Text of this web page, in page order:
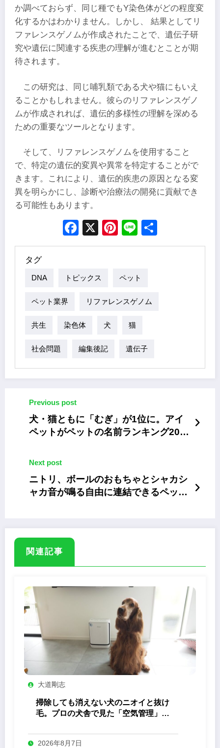
か調べておらず、同じ種でもY染色体がどの程度変
化するかはわかりません。しかし、 結果としてリ
ファレンスゲノムが作成されたことで、遺伝子研
究や遺伝に関連する疾患の理解が進むとことが期
待されます。
この研究は、同じ哺乳類である犬や猫にもいえ
ることかもしれません。彼らのリファレンスゲノ
ムが作成されれば、遺伝的多様性の理解を深める
ための重要なツールとなります。
そして、リファレンスゲノムを使用すること
で、特定の遺伝的変異や異常を特定することがで
きます。これにより、遺伝的疾患の原因となる変
異を明らかにし、診断や治療法の開発に貢献でき
る可能性もあります。
Facebook
X Pinterest
Line
タグ
DNA トピックス ペット
ペット業界 リファレンスゲノム
共生 染色体 犬 猫
社会問題 編集後記 遺伝子
Previous post
犬・猫ともに「むぎ」が1位に。アイ
ペットがペットの名前ランキング2024
Next post
ニトリ、ボールのおもちゃとシャカシ
ャカ音が鳴る自由に連結できるペット
関連記事
大道剛志
掃除しても消えない犬のニオイと抜け
毛。プロの犬舎で見た「空気管理」の
2026年8月7日